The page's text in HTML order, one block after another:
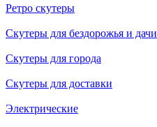
Ретро скутеры
Скутеры для бездорожья и дачи
Скутеры для города
Скутеры для доставки
Электрические